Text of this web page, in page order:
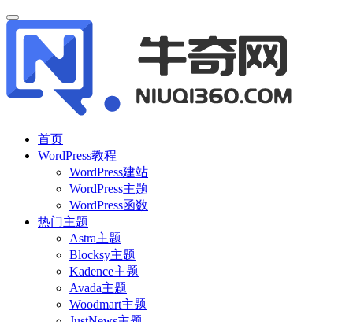
首页
WordPress教程
WordPress建站
WordPress主题
WordPress函数
热门主题
Astra主题
Blocksy主题
Kadence主题
Avada主题
Woodmart主题